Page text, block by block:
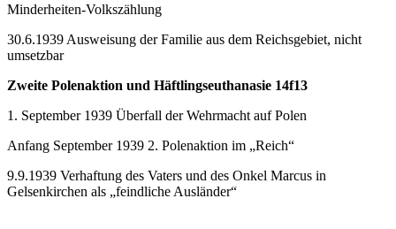
Minderheiten-Volkszählung
30.6.1939 Ausweisung der Familie aus dem Reichsgebiet, nicht
umsetzbar
Zweite Polenaktion und Häftlingseuthanasie 14f13
1. September 1939 Überfall der Wehrmacht auf Polen
Anfang September 1939 2. Polenaktion im „Reich“
9.9.1939 Verhaftung des Vaters und des Onkel Marcus in
Gelsenkirchen als „feindliche Ausländer“